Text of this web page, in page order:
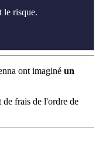
le risque.
ont imaginé un
de frais de l'ordre de